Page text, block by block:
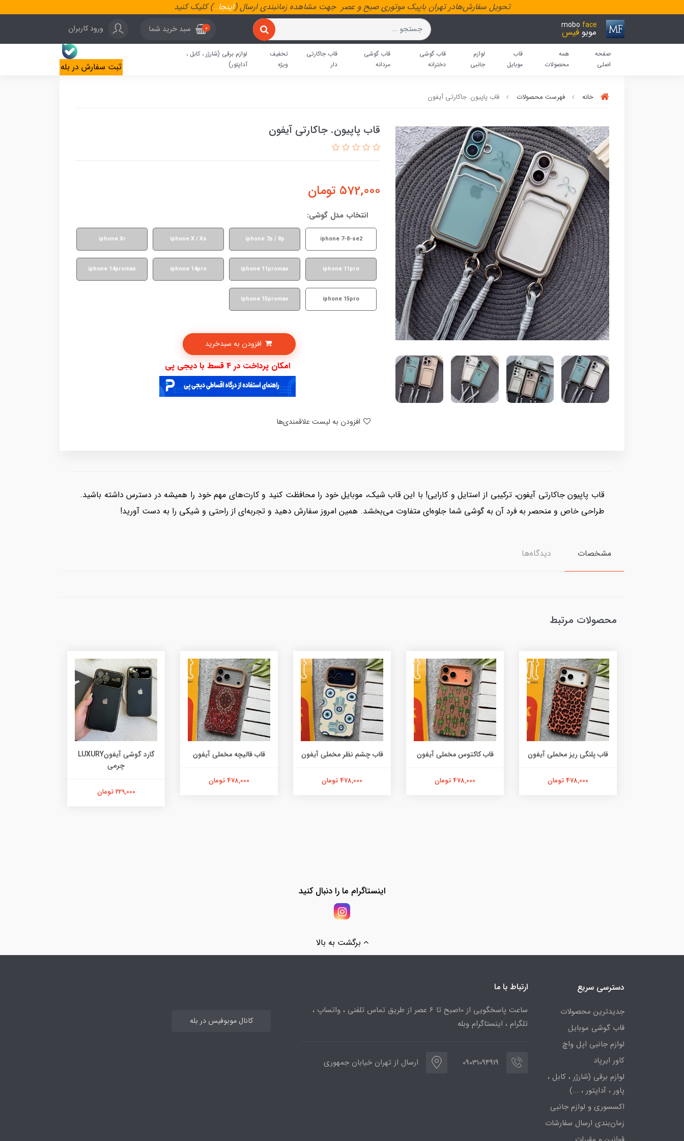
تحویل سفارش‌هادر تهران باپیک موتوری صبح و عصر جهت مشاهده زمانبندی ارسال (اینجا..) کلیک کنید
mobo face
موبو فیس 0 سبد خرید شما ورود کاربران
صفحه
اصلی
همه
محصولات
قاب
موبایل
لوازم
جانبی
قاب گوشی
دخترانه
قاب گوشی
مردانه
قاب جاکارتی
دار
تخفیف
ویژه
لوازم برقی (شارژر ، کابل ،
آداپتور)
ثبت سفارش در بله
خانه فهرست محصولات قاب پاپیون. جاکارتی آیفون
قاب پاپیون. جاکارتی آیفون
572,000 تومان
انتخاب مدل گوشی:
iphone 7-8-se2
iphone 7p / 8p
iphone X / Xs
iphone Xr
iphone 11pro
iphone 11promax
iphone 14pro
iphone 14promax
iphone 15pro
iphone 15promax
امکان پرداخت در 4 قسط با دیجی پی
قاب پاپیون جاکارتی آیفون، ترکیبی از استایل و کارایی! با این قاب شیک، موبایل خود را محافظت کنید و کارت‌های مهم خود را همیشه در دسترس داشته باشید.
طراحی خاص و منحصر به فرد آن به گوشی شما جلوه‌ای متفاوت می‌بخشد. همین امروز سفارش دهید و تجربه‌ای از راحتی و شیکی را به دست آورید!
مشخصات دیدگاه‌ها
محصولات مرتبط
قاب پلنگی ریز مخملی آیفون
478,000 تومان
قاب کاکتوس مخملی آیفون
478,000 تومان
قاب چشم نظر مخملی آیفون
478,000 تومان
قاب قالیچه مخملی آیفون
478,000 تومان
گارد گوشی آیفونLUXURY
چرمی
229,000 تومان
اینستاگرام ما را دنبال کنید
برگشت به بالا
دسترسی سریع
جدیدترین محصولات
قاب گوشی موبایل
لوازم جانبی اپل واچ
کاور ایرپاد
لوازم برقی (شارژر ، کابل ،
پاور ، آداپتور ، ...)
اکسسوری و لوازم جانبی
زمان‌بندی ارسال سفارشات
ارتباط با ما
ساعت پاسخگویی از 10صبح تا 6 عصر از طریق تماس تلفنی ، واتساپ ،
تلگرام ، اینستاگرام وبله
09031094919 ارسال از تهران خیابان جمهوری
کانال موبوفیس در بله